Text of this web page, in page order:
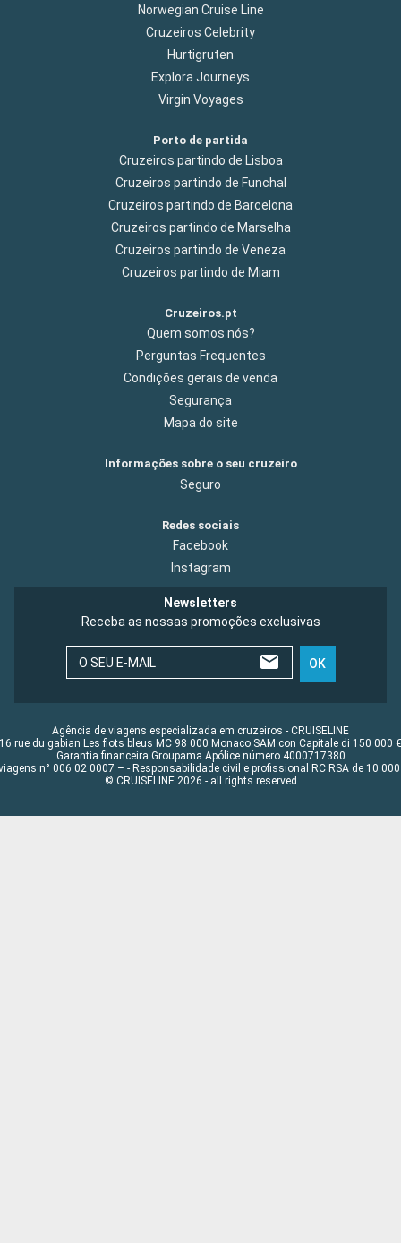
Norwegian Cruise Line
Cruzeiros Celebrity
Hurtigruten
Explora Journeys
Virgin Voyages
Porto de partida
Cruzeiros partindo de Lisboa
Cruzeiros partindo de Funchal
Cruzeiros partindo de Barcelona
Cruzeiros partindo de Marselha
Cruzeiros partindo de Veneza
Cruzeiros partindo de Miam
Cruzeiros.pt
Quem somos nós?
Perguntas Frequentes
Condições gerais de venda
Segurança
Mapa do site
Informações sobre o seu cruzeiro
Seguro
Redes sociais
Facebook
Instagram
Newsletters
Receba as nossas promoções exclusivas
O SEU E-MAIL OK
Agência de viagens especializada em cruzeiros - CRUISELINE
16 rue du gabian Les flots bleus MC 98 000 Monaco SAM con Capitale di 150 000 €
Garantia financeira Groupama Apólice número 4000717380
n° 006 02 0007 – - Responsabilidade civil e profissional RC RSA de 10 000
© CRUISELINE 2026 - all rights reserved